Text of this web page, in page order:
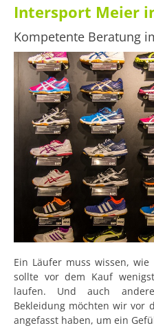
Intersport Meier
Kompetente Beratung
Ein Läufer muss wissen,
sollte vor dem Kauf
laufen. Und auch
Bekleidung möchten wir vor
angefasst haben, um ein